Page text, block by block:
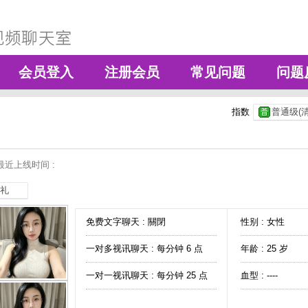
会员登入 注册会员 常见问题 问题
指数 普通级(
近上线时间 :
免费文字聊天 : 關閉
一对多视讯聊天 : 每分钟 6 点
一对一视讯聊天 : 每分钟 25 点
性别 : 女性
年龄 : 25 岁
血型 : ----